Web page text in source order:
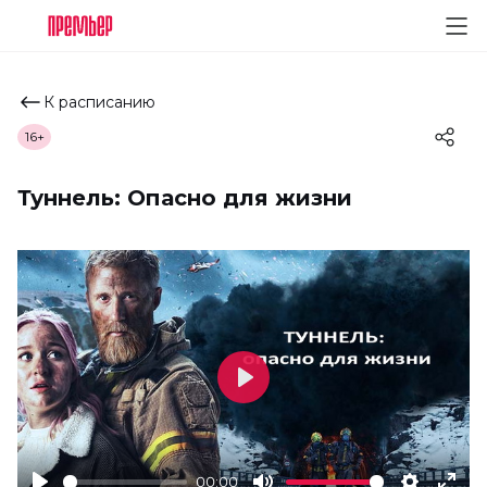
К расписанию
Туннель: Опасно для жизни
16+
00:00
Play